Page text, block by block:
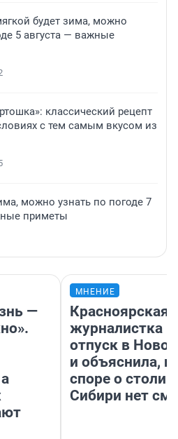
будет зима, можно
5 августа — важные
классический рецепт
с тем самым вкусом из
можно узнать по погоде 7
приметы
—
МНЕНИЕ
Красноярская
журналистка
отпуск в
и объяснила,
споре о
Сибири нет